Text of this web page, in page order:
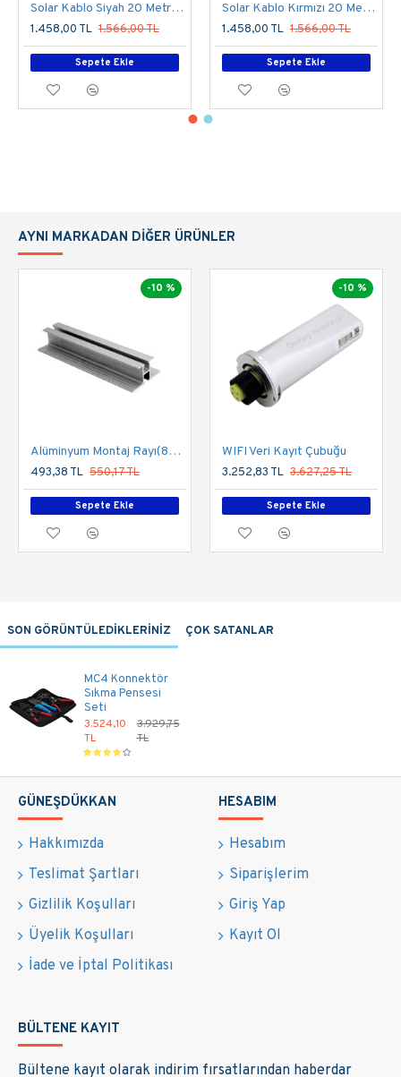
Solar Kablo Siyah 20 Metre 6mm
1.458,00 TL 1.566,00 TL
Sepete Ekle
Solar Kablo Kırmızı 20 Metre 6mm
1.458,00 TL 1.566,00 TL
Sepete Ekle
AYNI MARKADAN DIĞER ÜRÜNLER
-10 %
Alüminyum Montaj Rayı(80mmx55mm)
493,38 TL 550,17 TL
Sepete Ekle
-10 %
WIFI Veri Kayıt Çubuğu
3.252,83 TL 3.627,25 TL
Sepete Ekle
SON GÖRÜNTÜLEDİKLERİNİZ ÇOK SATANLAR
MC4 Konnektör
Sıkma Pensesi
Seti
3.524,10
TL
3.929,75
TL
GÜNEŞDÜKKAN
Hakkımızda
Teslimat Şartları
Gizlilik Koşulları
Üyelik Koşulları
İade ve İptal Politikası
HESABIM
Hesabım
Siparişlerim
Giriş Yap
Kayıt Ol
BÜLTENE KAYIT
Bültene kayıt olarak indirim fırsatlarından haberdar